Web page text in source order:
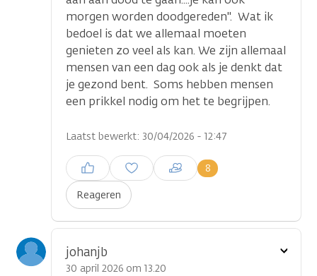
morgen worden doodgereden". Wat ik
bedoel is dat we allemaal moeten
genieten zo veel als kan. We zijn allemaal
mensen van een dag ook als je denkt dat
je gezond bent. Soms hebben mensen
een prikkel nodig om het te begrijpen.
Laatst bewerkt: 30/04/2026 - 12:47
Reageren
8
Inloggen om een reactie te
plaatsen
johanjb
30 april 2026 om 13.20
Toon